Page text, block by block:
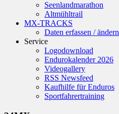
Seenlandmarathon
Altmühltrail
MX-TRACKS
Daten erfassen / ändern
Service
Logodownload
Endurokalender 2026
Videogallery
RSS Newsfeed
Kaufhilfe für Enduros
Sportfahrertraining